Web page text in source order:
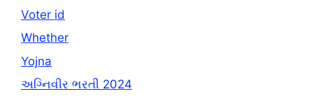
Voter id
Whether
Yojna
અગ્નિવીર ભરતી 2024